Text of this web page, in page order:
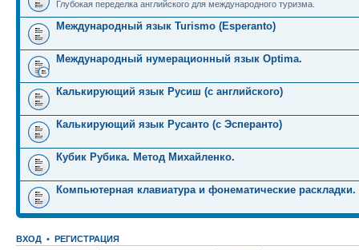
Глубокая переделка английского для международного туризма.
Международный язык Turismo (Esperanto)
Международный нумерационный язык Optima.
Калькирующий язык Русиш (с английского)
Калькирующий язык Русанто (с Эсперанто)
Кубик Рубика. Метод Михайленко.
Компьютерная клавиатура и фонематические раскладки.
ВХОД • РЕГИСТРАЦИЯ